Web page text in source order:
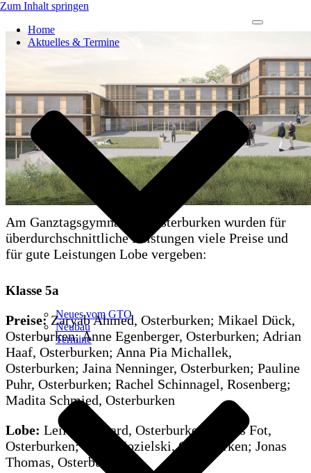
Zum Inhalt springen
Home
Aktuelles & Termine
Neues vom GTO
Neubau
Termine
Navigations-
Am Ganztagsgymnasium Osterburken wurden für
überdurchschnittliche Leistungen viele Preise und
für gute Leistungen Lobe vergeben:
Klasse 5a
Preise:Zaryab Ahmed, Osterburken; Mikael Dück,
Osterburken; Anne Egenberger, Osterburken; Adrian
Haaf, Osterburken; Anna Pia Michallek,
Osterburken; Jaina Nenninger, Osterburken; Pauline
Puhr, Osterburken; Rachel Schinnagel, Rosenberg;
Madita Schmied, Osterburken
Lobe: Leila Bernhard, Osterburken; Lucas Fot,
Osterburken; Colin Kozielski, Osterburken; Jonas
Thomas, Osterburken